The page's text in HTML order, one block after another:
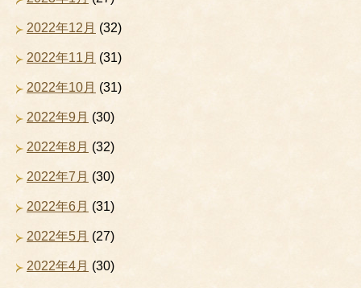
2022年12月 (32)
2022年11月 (31)
2022年10月 (31)
2022年9月 (30)
2022年8月 (32)
2022年7月 (30)
2022年6月 (31)
2022年5月 (27)
2022年4月 (30)